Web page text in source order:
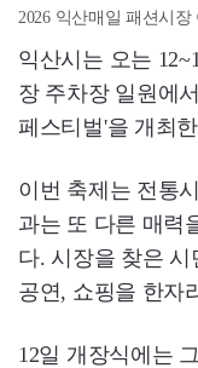
2026 익산매일 패션시
익산시는 오는
장 주차장 일원에
페스티벌'을 개최
이번 축제는 전통
과는 또 다른 매력
다. 시장을 찾은
공연, 쇼핑을 한자
12일 개장식에는